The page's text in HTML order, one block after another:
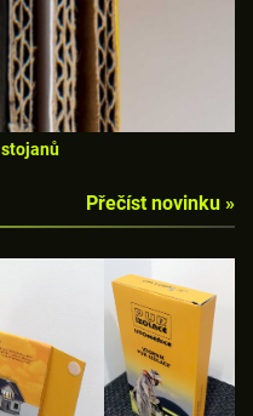
stojanů
Přečíst novinku »